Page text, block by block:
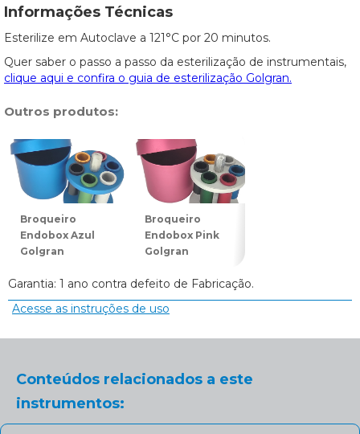
Informações Técnicas
Esterilize em Autoclave a 121°C por 20 minutos.
Quer saber o passo a passo da esterilização de instrumentais,
clique aqui e confira o guia de esterilização Golgran.
Outros produtos:
Broqueiro
Endobox Azul
Golgran
Broqueiro
Endobox Pink
Golgran
Garantia: 1 ano contra defeito de Fabricação.
Acesse as instruções de uso
Conteúdos relacionados a este
instrumentos: